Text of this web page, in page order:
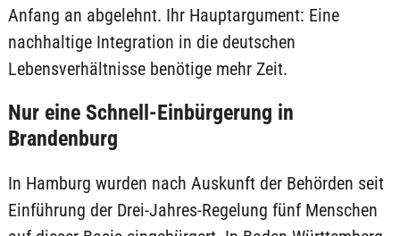
Anfang an abgelehnt. Ihr Hauptargument: Eine
nachhaltige Integration in die deutschen
Lebensverhältnisse benötige mehr Zeit.
Nur eine Schnell-Einbürgerung in
Brandenburg
In Hamburg wurden nach Auskunft der Behörden seit
Einführung der Drei-Jahres-Regelung fünf Menschen